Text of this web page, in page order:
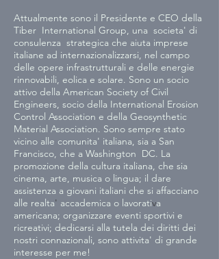
Attualmente sono il Presidente e CEO della
Tiber  International Group, una  societa' di
consulenza  strategica che aiuta imprese
italiane ad internazionalizzarsi, nel campo
delle opere infrastrutturali e delle energie
rinnovabili, eolica e solare. Sono un socio
attivo della American Society of Civil
Engineers, socio della International Erosion
Control Association e della Geosynthetic
Material Association. Sono sempre stato
vicino alle comunita' italiana, sia a San
Francisco, che a Washington  DC. La
promozione della cultura italiana, che sia
cinema, arte, musica o lingua; il dare
assistenza a giovani italiani che si affacciano
alle realta' accademica o lavorativa
americana; organizzare eventi sportivi e
ricreativi; dedicarsi alla tutela dei diritti dei
nostri connazionali, sono attivita' di grande
interesse per me!